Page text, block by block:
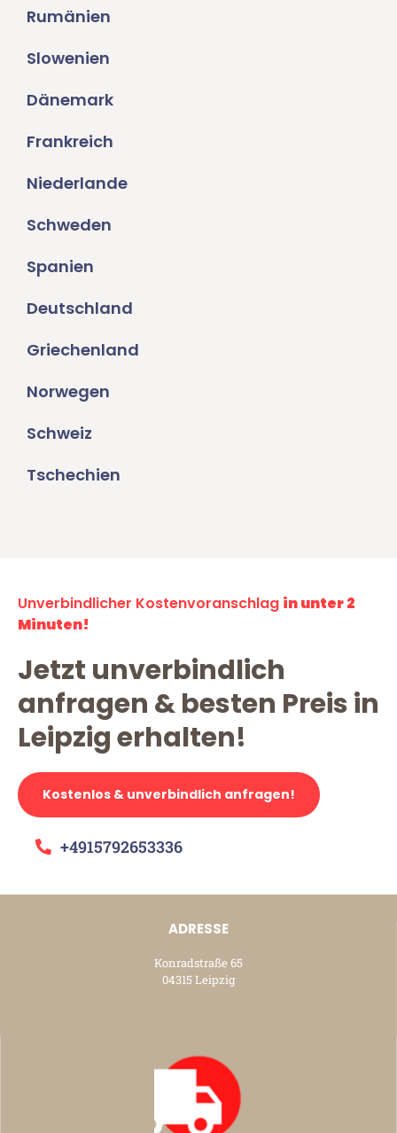
Rumänien
Slowenien
Dänemark
Frankreich
Niederlande
Schweden
Spanien
Deutschland
Griechenland
Norwegen
Schweiz
Tschechien
Unverbindlicher Kostenvoranschlag in unter 2
Minuten!
Jetzt unverbindlich
anfragen & besten Preis in
Leipzig erhalten!
Kostenlos & unverbindlich anfragen!
+4915792653336
ADRESSE
Konradstraße 65
04315 Leipzig